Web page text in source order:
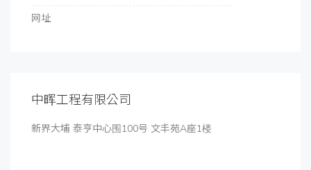
网址
中晖工程有限公司
新界大埔 泰亨中心围100号 文丰苑A座1楼